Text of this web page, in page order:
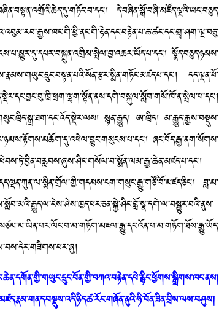
དེ་བཞིན་སྒོ་བཞི་མཛོད་ལྔའི་ཡང་བཅུད་
སྣོད་བཅུད་ཉམས་
དད་ལྡན་ཕོ་
སྙན་རྒྱུད། ཨ་ཁྲིད། མ་རྒྱུད་རྒྱས་བསྡུས་
ཞང་བོད་རྒྱ་ནག་སོགས་
བླ་མ་